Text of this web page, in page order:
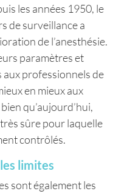
les années 1950, le
de surveillance a
de l’anesthésie.
paramètres et
professionnels de
en mieux aux
qu’aujourd’hui,
sûre pour laquelle
contrôlés.
limites
sont également les